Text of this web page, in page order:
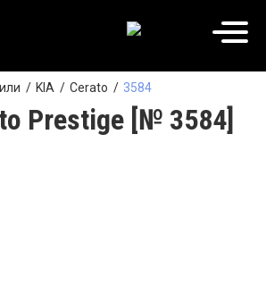
KIA Cerato 3584
Prestige [№ 3584]